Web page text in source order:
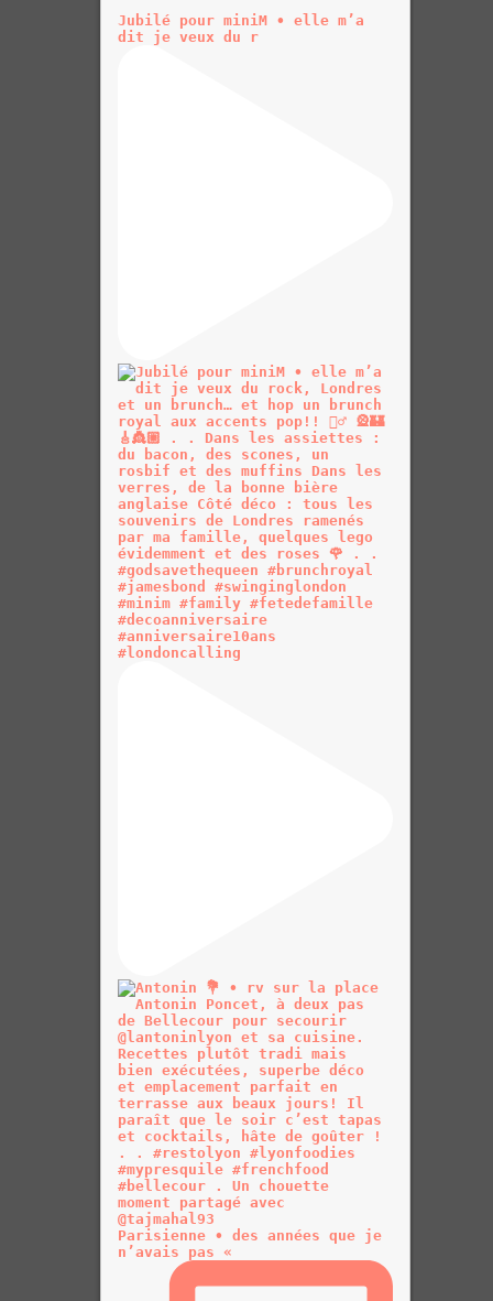
Jubilé pour miniM • elle m’a
dit je veux du r
Parisienne • des années que je
n’avais pas «